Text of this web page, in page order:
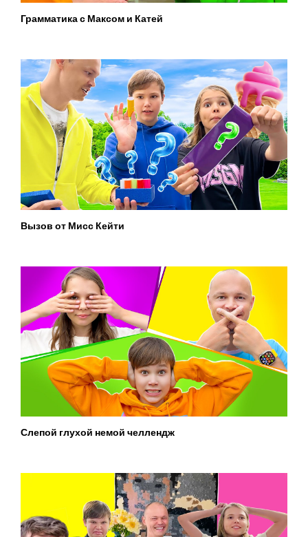
Грамматика с Максом и Катей
Вызов от Мисс Кейти
Слепой глухой немой челлендж